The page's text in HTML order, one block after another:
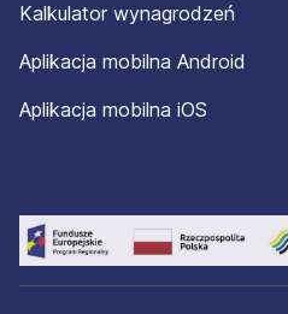
Kalkulator wynagrodzeń
Aplikacja mobilna Android
Aplikacja mobilna iOS